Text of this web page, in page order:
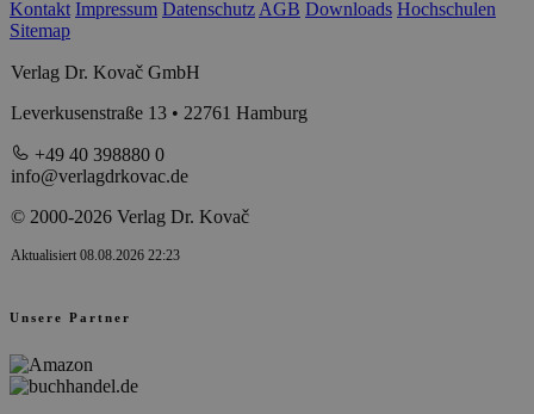
Kontakt Impressum Datenschutz AGB Downloads Hochschulen
Sitemap
Verlag Dr. Kovač GmbH
Leverkusenstraße 13 • 22761 Hamburg
+49 40 398880 0
info@verlagdrkovac.de
© 2000-2026 Verlag Dr. Kovač
Aktualisiert 08.08.2026 22:23
Unsere Partner